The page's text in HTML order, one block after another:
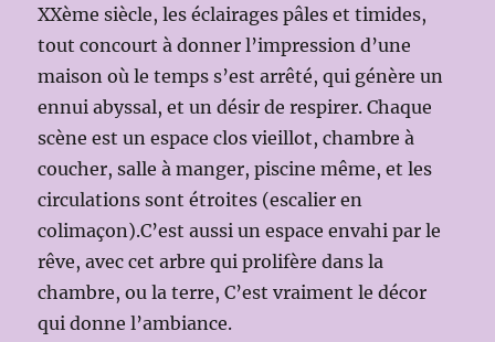
XXème siècle, les éclairages pâles et timides,
tout concourt à donner l’impression d’une
maison où le temps s’est arrêté, qui génère un
ennui abyssal, et un désir de respirer. Chaque
scène est un espace clos vieillot, chambre à
coucher, salle à manger, piscine même, et les
circulations sont étroites (escalier en
colimaçon).C’est aussi un espace envahi par le
rêve, avec cet arbre qui prolifère dans la
chambre, ou la terre, C’est vraiment le décor
qui donne l’ambiance.